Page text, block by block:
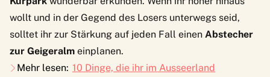
wollt und in der Gegend des Losers unterwegs seid,
solltet ihr zur Stärkung auf jeden Fall einen Abstecher
zur Geigeralm einplanen.
Mehr lesen: 10 Dinge, die ihr im Ausseerland